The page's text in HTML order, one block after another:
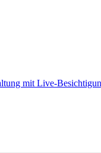
mit Live-